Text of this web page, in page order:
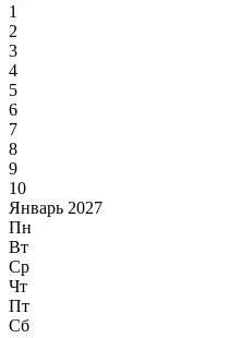
1
2
3
4
5
6
7
8
9
10
Январь 2027
Пн
Вт
Ср
Чт
Пт
Сб